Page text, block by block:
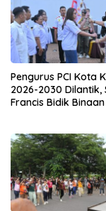
Pengurus PCI Kota
2026-2030 Dilantik,
Francis Bidik